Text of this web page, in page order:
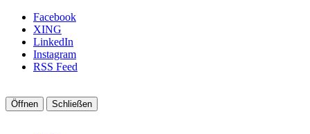
Facebook
XING
LinkedIn
Instagram
RSS Feed
Öffnen Schließen